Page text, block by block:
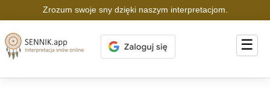
Zrozum swoje sny dzięki naszym interpretacjom.
☰